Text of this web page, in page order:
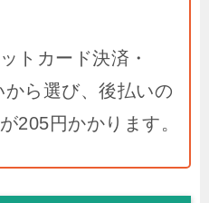
トカード決済・
ら選び、後払いの
205円かかります。